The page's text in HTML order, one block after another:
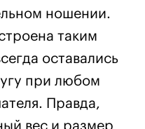
ношении.
таким
оставались
при любом
Правда,